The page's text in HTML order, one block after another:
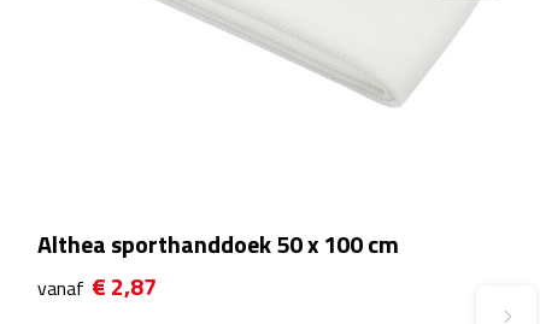
Reisbekers
Althea sporthanddoek 50 x 100 cm
vanaf € 2,87